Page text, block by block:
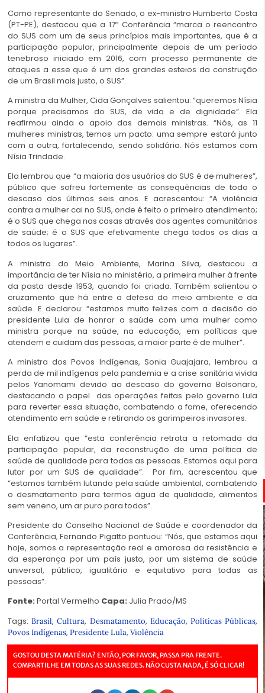
Como representante do Senado, o ex-ministro Humberto Costa
(PT-PE), destacou que a 17ª Conferência “marca o reencontro
do SUS com um de seus princípios mais importantes, que é a
participação popular, principalmente depois de um período
tenebroso iniciado em 2016, com processo permanente de
ataques a esse que é um dos grandes esteios da construção
de um Brasil mais justo, o SUS”.
A ministra da Mulher, Cida Gonçalves salientou: “queremos Nísia
porque precisamos do SUS, de vida e de dignidade”. Ela
reafirmou ainda o apoio das demais ministras. “Nós, as 11
mulheres ministras, temos um pacto: uma sempre estará junto
com a outra, fortalecendo, sendo solidária. Nós estamos com
Nísia Trindade.
Ela lembrou que “a maioria dos usuários do SUS é de mulheres”,
público que sofreu fortemente as consequências de todo o
descaso dos últimos seis anos. E acrescentou: “A violência
contra a mulher cai no SUS, onde é feito o primeiro atendimento;
é o SUS que chega nas casas através dos agentes comunitários
de saúde; é o SUS que efetivamente chega todos os dias a
todos os lugares”.
A ministra do Meio Ambiente, Marina Silva, destacou a
importância de ter Nísia no ministério, a primeira mulher à frente
da pasta desde 1953, quando foi criada. Também salientou o
cruzamento que há entre a defesa do meio ambiente e da
saúde. E declarou: “estamos muito felizes com a decisão do
presidente Lula de honrar a saúde com uma mulher como
ministra porque na saúde, na educação, em políticas que
atendem e cuidam das pessoas, a maior parte é de mulher”.
A ministra dos Povos Indígenas, Sonia Guajajara, lembrou a
perda de mil indígenas pela pandemia e a crise sanitária vivida
pelos Yanomami devido ao descaso do governo Bolsonaro,
destacando o papel das operações feitas pelo governo Lula
para reverter essa situação, combatendo a fome, oferecendo
atendimento em saúde e retirando os garimpeiros invasores.
Ela enfatizou que “esta conferência retrata a retomada da
participação popular, da reconstrução de uma política de
saúde de qualidade para todas as pessoas. Estamos aqui para
lutar por um SUS de qualidade”. Por fim, acrescentou que
“estamos também lutando pela saúde ambiental, combatendo
o desmatamento para termos água de qualidade, alimentos
sem veneno, um ar puro para todos”.
Presidente do Conselho Nacional de Saúde e coordenador da
Conferência, Fernando Pigatto pontuou: “Nós, que estamos aqui
hoje, somos a representação real e amorosa da resistência e
da esperança por um país justo, por um sistema de saúde
universal, público, igualitário e equitativo para todas as
pessoas”.
Fonte: Portal Vermelho Capa: Julia Prado/MS
Tags:Brasil,Cultura, Desmatamento, Educação, Políticas Públicas,
Povos Indígenas, Presidente Lula, Violência
GOSTOU DESTA MATÉRIA? ENTÃO, POR FAVOR, PASSA PRA FRENTE.
COMPARTILHE EM TODAS AS SUAS REDES. NÃO CUSTA NADA, É SÓ CLICAR!